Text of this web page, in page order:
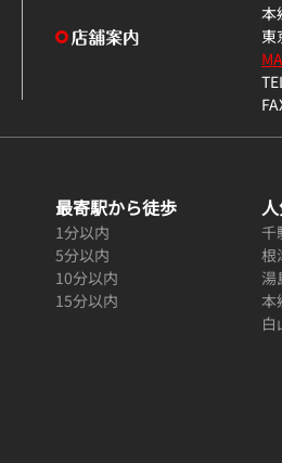
本
東
最寄駅から徒歩
1分以内
5分以内
10分以内
15分以内
千
根
湯
本
白